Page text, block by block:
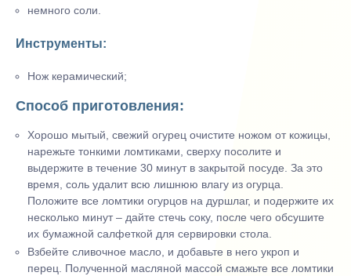
немного соли.
Инструменты:
Нож керамический;
Способ приготовления:
Хорошо мытый, свежий огурец очистите ножом от кожицы,
нарежьте тонкими ломтиками, сверху посолите и
выдержите в течение 30 минут в закрытой посуде. За это
время, соль удалит всю лишнюю влагу из огурца.
Положите все ломтики огурцов на дуршлаг, и подержите их
несколько минут – дайте стечь соку, после чего обсушите
их бумажной салфеткой для сервировки стола.
Взбейте сливочное масло, и добавьте в него укроп и
перец. Полученной масляной массой смажьте все ломтики